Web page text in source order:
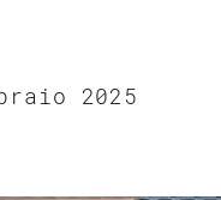
2025